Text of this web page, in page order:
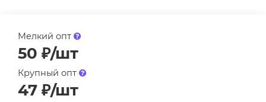
Мелкий опт
50 ₽/шт
Крупный опт
47 ₽/шт